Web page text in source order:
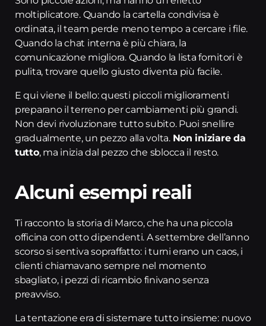
moltiplicatore. Quando la cartella condivisa è
ordinata, il team perde meno tempo a cercare i file.
Quando la chat interna è più chiara, la
comunicazione migliora. Quando la lista fornitori è
pulita, trovare quello giusto diventa più facile.
E qui viene il bello: questi piccoli miglioramenti
preparano il terreno per cambiamenti più grandi.
Non devi rivoluzionare tutto subito. Puoi snellire
gradualmente, un pezzo alla volta. Non iniziare da
tutto, ma inizia dal pezzo che sblocca il resto.
Alcuni esempi reali
Ti racconto la storia di Marco, che ha una piccola
officina con otto dipendenti. A settembre dell’anno
scorso si sentiva sopraffatto: i turni erano un caos, i
clienti chiamavano sempre nel momento
sbagliato, i pezzi di ricambio finivano senza
preavviso.
La tentazione era di sistemare tutto insieme: nuovo